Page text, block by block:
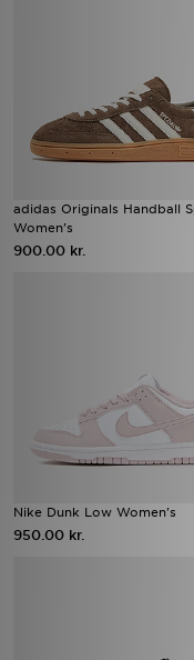
adidas Originals Handball
Women's
900.00 kr.
Nike Dunk Low Women's
950.00 kr.